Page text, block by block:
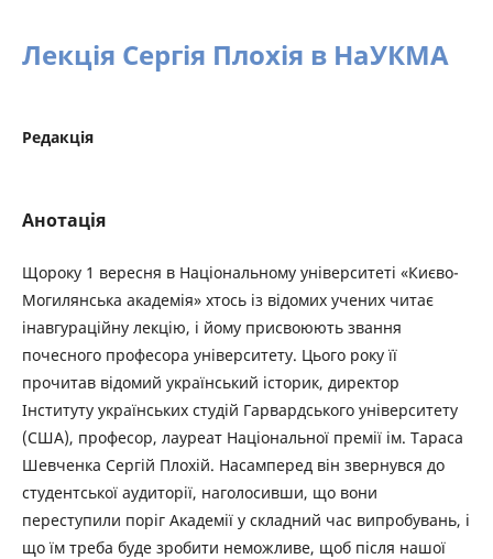
Лекція Сергія Плохія в НаУКМА
Редакція
Анотація
Щороку 1 вересня в Національному університеті «Києво-
Могилянська академія» хтось із відомих учених читає
інавгураційну лекцію, і йому присвоюють звання
почесного професора університету. Цього року її
прочитав відомий український історик, директор
Інституту українських студій Гарвардського університету
(США), професор, лауреат Національної премії ім. Тараса
Шевченка Сергій Плохій. Насамперед він звернувся до
студентської аудиторії, наголосивши, що вони
переступили поріг Академії у складний час випробувань, і
що їм треба буде зробити неможливе, щоб після нашої